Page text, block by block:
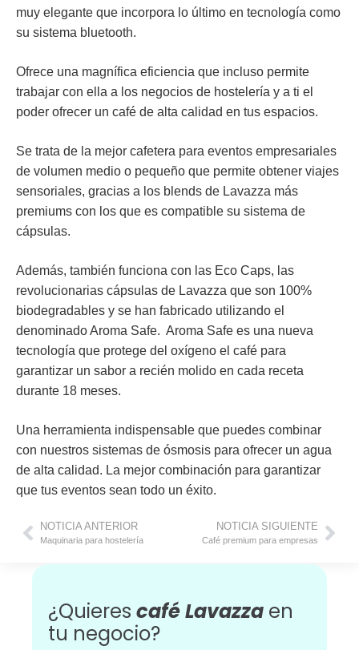
muy elegante que incorpora lo último en tecnología como
su sistema bluetooth.
Ofrece una magnífica eficiencia que incluso permite
trabajar con ella a los negocios de hostelería y a ti el
poder ofrecer un café de alta calidad en tus espacios.
Se trata de la mejor cafetera para eventos empresariales
de volumen medio o pequeño que permite obtener viajes
sensoriales, gracias a los blends de Lavazza más
premiums con los que es compatible su sistema de
cápsulas.
Además, también funciona con las Eco Caps, las
revolucionarias cápsulas de Lavazza que son 100%
biodegradables y se han fabricado utilizando el
denominado Aroma Safe. Aroma Safe es una nueva
tecnología que protege del oxígeno el café para
garantizar un sabor a recién molido en cada receta
durante 18 meses.
Una herramienta indispensable que puedes combinar
con nuestros sistemas de ósmosis para ofrecer un agua
de alta calidad. La mejor combinación para garantizar
que tus eventos sean todo un éxito.
NOTICIA ANTERIOR
Maquinaria para hostelería
NOTICIA SIGUIENTE
Café premium para empresas
¿Quieres café Lavazza en
tu negocio?